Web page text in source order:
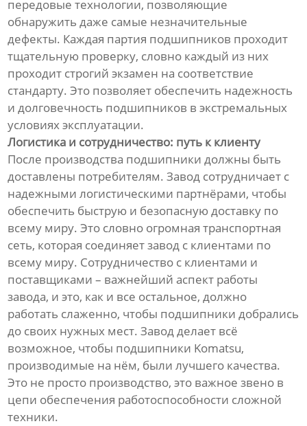
передовые технологии, позволяющие
обнаружить даже самые незначительные
дефекты. Каждая партия подшипников проходит
тщательную проверку, словно каждый из них
проходит строгий экзамен на соответствие
стандарту. Это позволяет обеспечить надежность
и долговечность подшипников в экстремальных
условиях эксплуатации.
Логистика и сотрудничество: путь к клиенту
После производства подшипники должны быть
доставлены потребителям. Завод сотрудничает с
надежными логистическими партнёрами, чтобы
обеспечить быструю и безопасную доставку по
всему миру. Это словно огромная транспортная
сеть, которая соединяет завод с клиентами по
всему миру. Сотрудничество с клиентами и
поставщиками – важнейший аспект работы
завода, и это, как и все остальное, должно
работать слаженно, чтобы подшипники добрались
до своих нужных мест. Завод делает всё
возможное, чтобы подшипники Komatsu,
производимые на нём, были лучшего качества.
Это не просто производство, это важное звено в
цепи обеспечения работоспособности сложной
техники.